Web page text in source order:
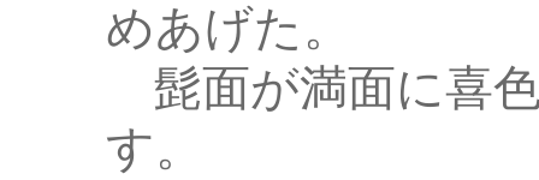
めあげた。
髭面が満面に喜
す。